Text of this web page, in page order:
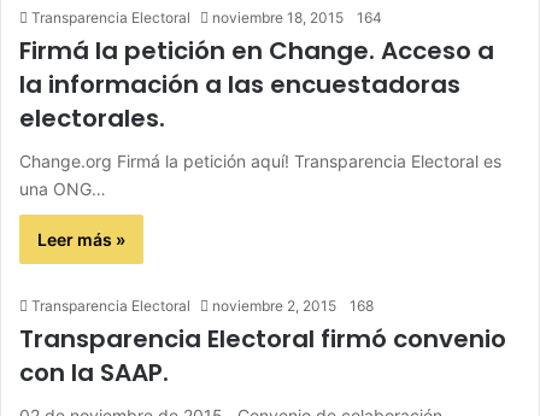
Transparencia Electoral noviembre 18, 2015 164
Firmá la petición en Change. Acceso a
la información a las encuestadoras
electorales.
Change.org Firmá la petición aquí! Transparencia Electoral es
una ONG…
Leer más »
Transparencia Electoral noviembre 2, 2015 168
Transparencia Electoral firmó convenio
con la SAAP.